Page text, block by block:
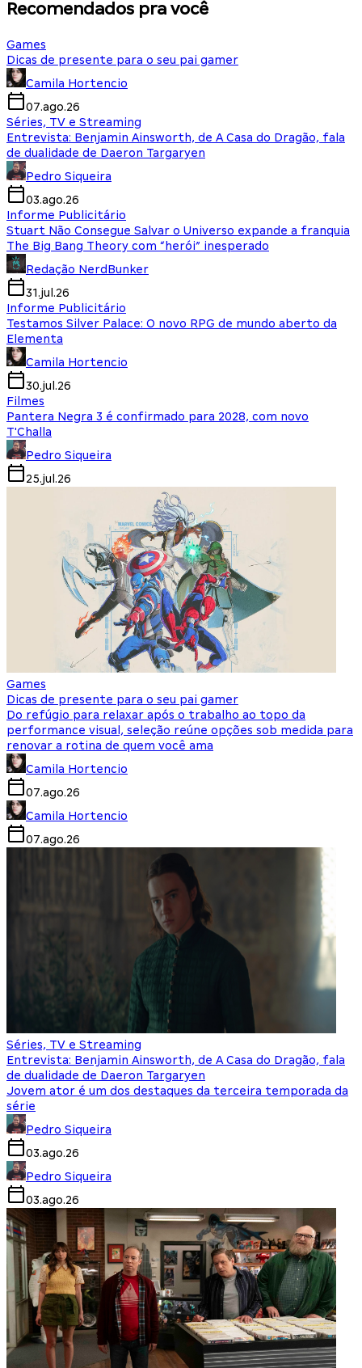
Recomendados pra você
Games
Dicas de presente para o seu pai gamer
Camila Hortencio
07.ago.26
Séries, TV e Streaming
Entrevista: Benjamin Ainsworth, de A Casa do Dragão, fala
de dualidade de Daeron Targaryen
Pedro Siqueira
03.ago.26
Informe Publicitário
Stuart Não Consegue Salvar o Universo expande a franquia
The Big Bang Theory com “herói” inesperado
Redação NerdBunker
31.jul.26
Informe Publicitário
Testamos Silver Palace: O novo RPG de mundo aberto da
Elementa
Camila Hortencio
30.jul.26
Filmes
Pantera Negra 3 é confirmado para 2028, com novo
T'Challa
Pedro Siqueira
25.jul.26
Games
Dicas de presente para o seu pai gamer
Do refúgio para relaxar após o trabalho ao topo da
performance visual, seleção reúne opções sob medida para
renovar a rotina de quem você ama
Camila Hortencio
07.ago.26
Camila Hortencio
07.ago.26
Séries, TV e Streaming
Entrevista: Benjamin Ainsworth, de A Casa do Dragão, fala
de dualidade de Daeron Targaryen
Jovem ator é um dos destaques da terceira temporada da
série
Pedro Siqueira
03.ago.26
Pedro Siqueira
03.ago.26